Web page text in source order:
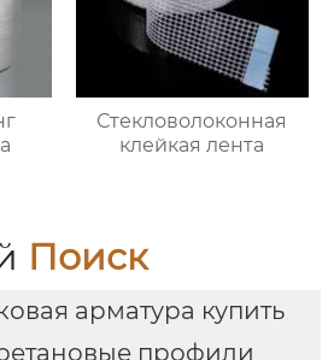
Стекловолоконная
клейкая лента
Поиск
арматура купить
профили